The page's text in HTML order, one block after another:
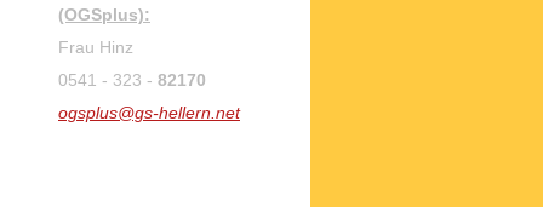
(OGSplus):
Frau Hinz
0541 - 323 - 82170
ogsplus@gs-hellern.net